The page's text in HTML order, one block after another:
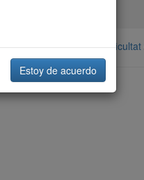
per: Més recents /Dificultat
Estoy de acuerdo